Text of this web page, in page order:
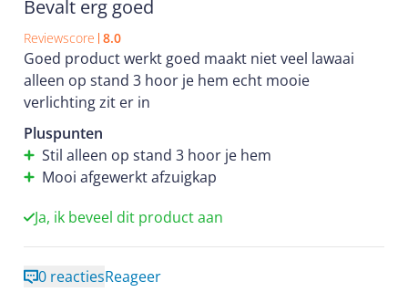
Bevalt erg goed
Reviewscore 8.0
Goed product werkt goed maakt niet veel lawaai
alleen op stand 3 hoor je hem echt mooie
verlichting zit er in
Pluspunten
Stil alleen op stand 3 hoor je hem
Mooi afgewerkt afzuigkap
Ja, ik beveel dit product aan
0 reactiesReageer